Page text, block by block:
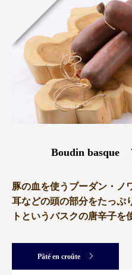
Boudin basque
豚の血を使うブーダン・ノ
耳などの頭の部分をたっぷ
トというバスクの唐辛子を
Pâté en croûte